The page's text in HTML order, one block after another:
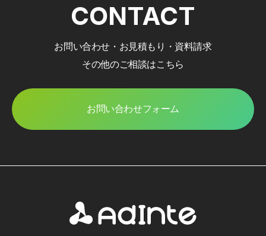
CONTACT
お問い合わせ・お見積もり・資料請求
その他のご相談はこちら
お問い合わせフォーム